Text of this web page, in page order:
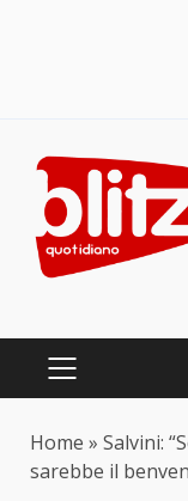
content
PRIMARY
Home » Salvini:
sarebbe il